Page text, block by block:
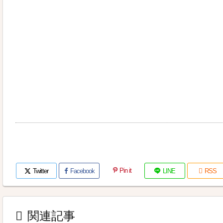
Twitter Facebook Pin it LINE  RSS
 関連記事